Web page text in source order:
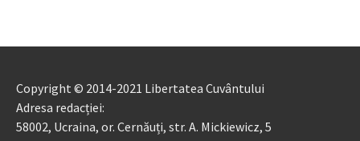
Copyright © 2014-2021 Libertatea Cuvântului
Adresa redacției:
58002, Ucraina, or. Cernăuți, str. A. Mickiewicz, 5